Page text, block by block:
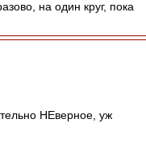
на один круг, пока
НЕверное, уж